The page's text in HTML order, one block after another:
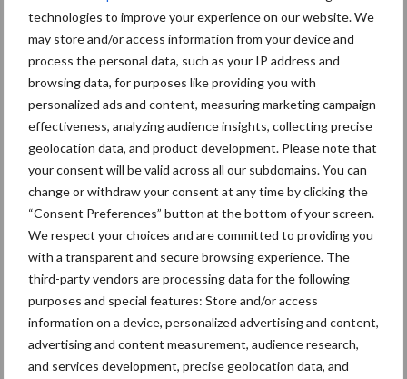
technologies to improve your experience on our website. We
may store and/or access information from your device and
process the personal data, such as your IP address and
browsing data, for purposes like providing you with
personalized ads and content, measuring marketing campaign
effectiveness, analyzing audience insights, collecting precise
geolocation data, and product development. Please note that
your consent will be valid across all our subdomains. You can
change or withdraw your consent at any time by clicking the
“Consent Preferences” button at the bottom of your screen.
We respect your choices and are committed to providing you
with a transparent and secure browsing experience. The
third-party vendors are processing data for the following
purposes and special features: Store and/or access
information on a device, personalized advertising and content,
advertising and content measurement, audience research,
and services development, precise geolocation data, and
Meer loonwerk nieuws:
Maak hier uw keuze:
bemesting Gewas & ruwvoer
Toon meer